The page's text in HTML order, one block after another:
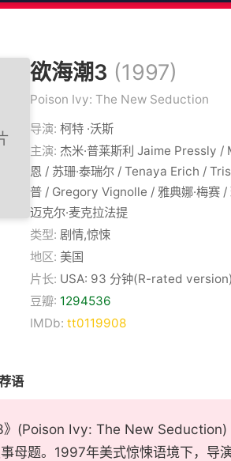
欲海潮3 (1997)
Poison Ivy: The New Seduction
导演: 柯特 ·沃斯
主演: 杰米·普莱斯利 Jaime Pressly /
恩 / 苏珊·泰瑞尔 / Tenaya Erich /
普 / Gregory Vignolle / 雅典娜·梅赛 /
迈克尔·麦克拉法提
类型: 剧情,惊悚
地区: 美国
片长: USA: 93 分钟(R-rated version)
豆瓣: 1294536
IMDb: tt0119908
语
》(Poison Ivy: The New Seduction)
母题。1997年美式惊悚语境下，导